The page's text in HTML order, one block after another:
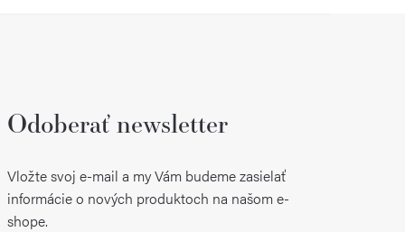
Odoberať newsletter
Vložte svoj e-mail a my Vám budeme zasielať
informácie o nových produktoch na našom e-
shope.